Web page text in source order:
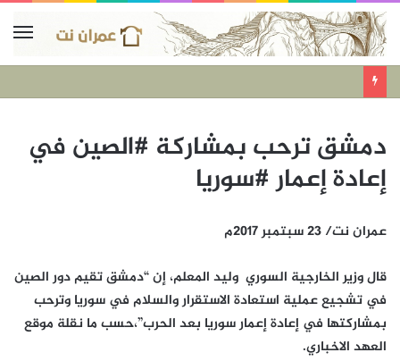
دمشق ترحب بمشاركة #الصين في
إعادة إعمار #سوريا
عمران نت/ 23 سبتمبر 2017م
قال وزير الخارجية السوري وليد المعلم، إن “دمشق تقيم دور الصين
في تشجيع عملية استعادة الاستقرار والسلام في سوريا وترحب
بمشاركتها في إعادة إعمار سوريا بعد الحرب”،حسب ما نقلة موقع
العهد الاخباري.